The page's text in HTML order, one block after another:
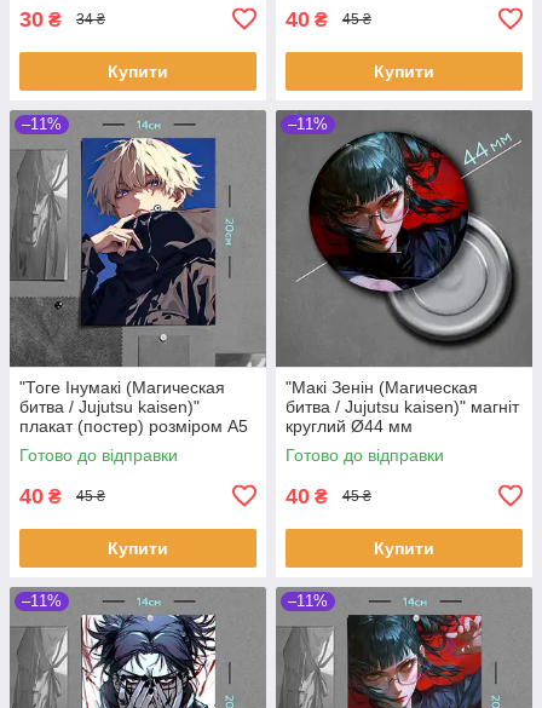
30 ₴ 34 ₴
Купити
40 ₴ 45 ₴
Купити
–11%
"Тоге Інумакі (Магическая
битва / Jujutsu kaisen)"
плакат (постер) розміром А5
(14х20см)
Готово до відправки
40 ₴ 45 ₴
Купити
–11%
"Макі Зенін (Магическая
битва / Jujutsu kaisen)" магніт
круглий Ø44 мм
Готово до відправки
40 ₴ 45 ₴
Купити
–11% –11%